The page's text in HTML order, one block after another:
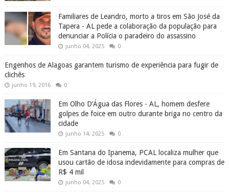
Familiares de Leandro, morto a tiros em São José da
Tapera - AL pede a colaboração da população para
denunciar a Polícia o paradeiro do assassino
junho 04, 2025 0
Engenhos de Alagoas garantem turismo de experiência para fugir de
clichês
junho 19, 2016 0
Em Olho D’Água das Flores - AL, homem desfere
golpes de foice em outro durante briga no centro da
cidade
junho 14, 2025 0
Em Santana do Ipanema, PCAL localiza mulher que
usou cartão de idosa indevidamente para compras de
R$ 4 mil
junho 04, 2025 0